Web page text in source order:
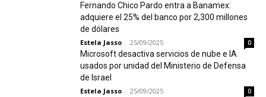
Fernando Chico Pardo entra a Banamex:
adquiere el 25% del banco por 2,300 millones
de dólares
Estela Jasso - 25/09/2025 0
Microsoft desactiva servicios de nube e IA
usados por unidad del Ministerio de Defensa
de Israel
Estela Jasso - 25/09/2025 0